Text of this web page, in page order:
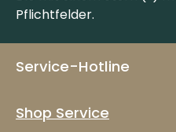
Pflichtfelder.
Service-Hotline
Shop Service